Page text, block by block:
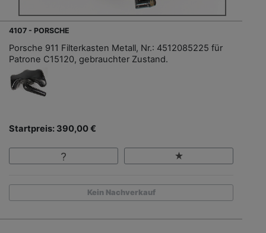
4107 - PORSCHE
Porsche 911 Filterkasten Metall, Nr.: 4512085225 für
Patrone C15120, gebrauchter Zustand.
Startpreis: 390,00 €
Kein Nachverkauf